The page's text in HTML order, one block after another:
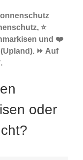
⭐
und ❤️
⏩ Auf
oder